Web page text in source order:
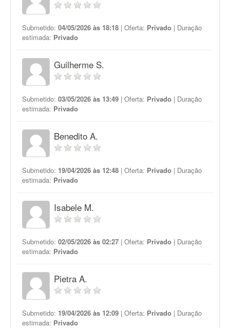
Submetido: 04/05/2026 às 18:18 | Oferta: Privado | Duração
estimada: Privado
Guilherme S.
Submetido: 03/05/2026 às 13:49 | Oferta: Privado | Duração
estimada: Privado
Benedito A.
Submetido: 19/04/2026 às 12:48 | Oferta: Privado | Duração
estimada: Privado
Isabele M.
Submetido: 02/05/2026 às 02:27 | Oferta: Privado | Duração
estimada: Privado
Pietra A.
Submetido: 19/04/2026 às 12:09 | Oferta: Privado | Duração
estimada: Privado